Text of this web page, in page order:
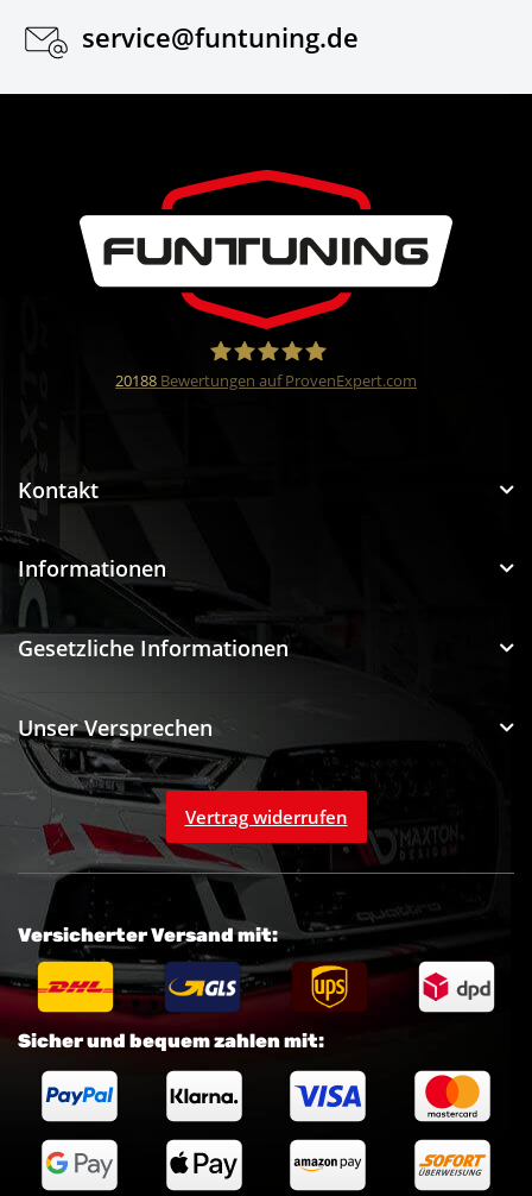
service@funtuning.de
20188 Bewertungen auf ProvenExpert.com
Kontakt
Informationen
Gesetzliche Informationen
Unser Versprechen
Vertrag widerrufen
Sicher und bequem zahlen mit:
Versicherter Versand mit: